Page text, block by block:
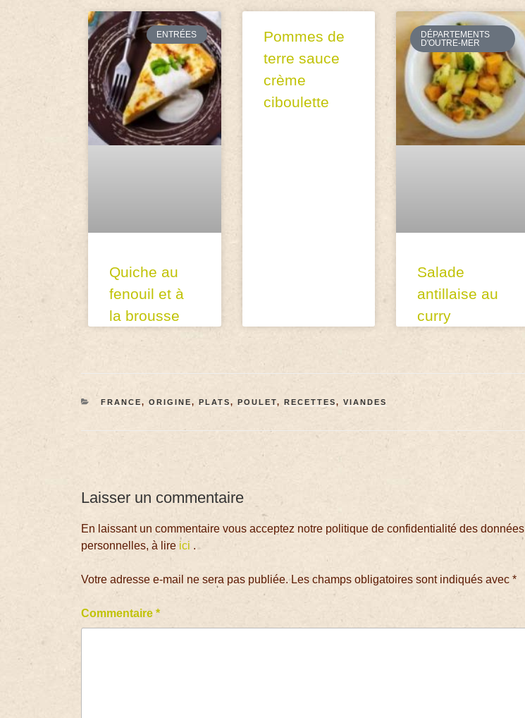
ENTRÉES
Quiche au
fenouil et à
la brousse
Pommes de
terre sauce
crème
ciboulette
DÉPARTEMENTS
D'OUTRE-MER
Salade
antillaise au
curry
FRANCE, ORIGINE, PLATS, POULET, RECETTES, VIANDES
Laisser un commentaire
En laissant un commentaire vous acceptez notre politique de confidentialité des données
personnelles, à lire ici .
Votre adresse e-mail ne sera pas publiée. Les champs obligatoires sont indiqués avec*
Commentaire*